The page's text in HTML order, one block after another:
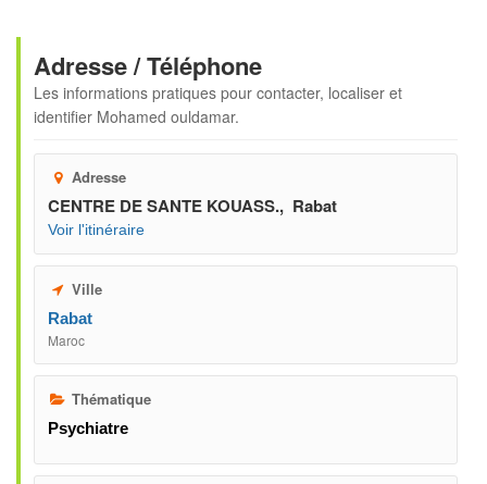
Adresse / Téléphone
Les informations pratiques pour contacter, localiser et
identifier Mohamed ouldamar.
Adresse
CENTRE DE SANTE KOUASS., Rabat
Voir l'itinéraire
Ville
Rabat
Maroc
Thématique
Psychiatre